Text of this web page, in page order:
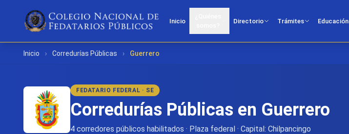
Inicio Directorio Trámites Educación
Inicio › Corredurías Públicas › Guerrero
FEDATARIO FEDERAL · SE
Corredurías Públicas en Guerrero
4 corredores públicos habilitados · Plaza federal · Capital: Chilpancingo